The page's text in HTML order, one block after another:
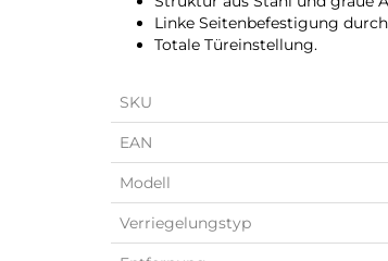
Linke Seitenbefestigung
Totale Türeinstellung.
SKU
EAN
Modell
Verriegelungstyp